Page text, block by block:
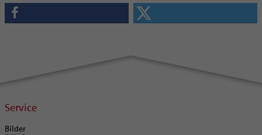
Service
Bilder